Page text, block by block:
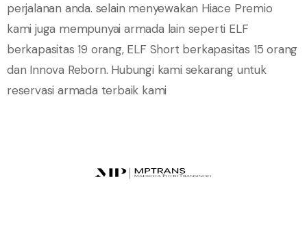
perjalanan anda. selain menyewakan Hiace Premio
kami juga mempunyai armada lain seperti ELF
berkapasitas 19 orang, ELF Short berkapasitas 15 orang
dan Innova Reborn. Hubungi kami sekarang untuk
reservasi armada terbaik kami